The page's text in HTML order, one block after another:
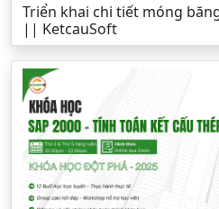
Triển khai chi tiết móng
|| KetcauSoft